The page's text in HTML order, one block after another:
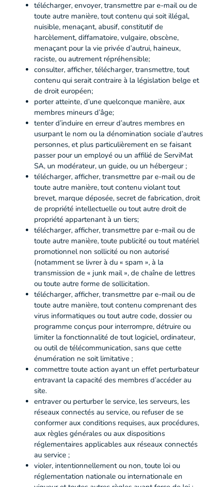
télécharger, envoyer, transmettre par e-mail ou de
toute autre manière, tout contenu qui soit illégal,
nuisible, menaçant, abusif, constitutif de
harcèlement, diffamatoire, vulgaire, obscène,
menaçant pour la vie privée d’autrui, haineux,
raciste, ou autrement répréhensible;
consulter, afficher, télécharger, transmettre, tout
contenu qui serait contraire à la législation belge et
de droit européen;
porter atteinte, d’une quelconque manière, aux
membres mineurs d’âge;
tenter d’induire en erreur d’autres membres en
usurpant le nom ou la dénomination sociale d’autres
personnes, et plus particulièrement en se faisant
passer pour un employé ou un affilié de ServiMat
SA, un modérateur, un guide, ou un hébergeur ;
télécharger, afficher, transmettre par e-mail ou de
toute autre manière, tout contenu violant tout
brevet, marque déposée, secret de fabrication, droit
de propriété intellectuelle ou tout autre droit de
propriété appartenant à un tiers;
télécharger, afficher, transmettre par e-mail ou de
toute autre manière, toute publicité ou tout matériel
promotionnel non sollicité ou non autorisé
(notamment se livrer à du « spam », à la
transmission de « junk mail », de chaîne de lettres
ou toute autre forme de sollicitation.
télécharger, afficher, transmettre par e-mail ou de
toute autre manière, tout contenu comprenant des
virus informatiques ou tout autre code, dossier ou
programme conçus pour interrompre, détruire ou
limiter la fonctionnalité de tout logiciel, ordinateur,
ou outil de télécommunication, sans que cette
énumération ne soit limitative ;
commettre toute action ayant un effet perturbateur
entravant la capacité des membres d’accéder au
site.
entraver ou perturber le service, les serveurs, les
réseaux connectés au service, ou refuser de se
conformer aux conditions requises, aux procédures,
aux règles générales ou aux dispositions
réglementaires applicables aux réseaux connectés
au service ;
violer, intentionnellement ou non, toute loi ou
réglementation nationale ou internationale en